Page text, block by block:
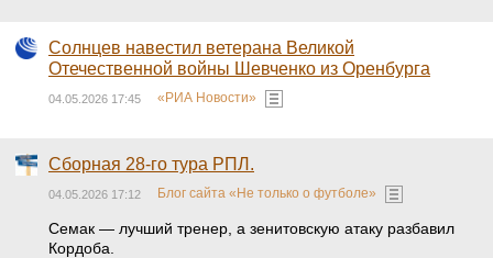
Солнцев навестил ветерана Великой
Отечественной войны Шевченко из Оренбурга
04.05.2026 17:45 «РИА Новости»
Сборная 28-го тура РПЛ.
04.05.2026 17:12 Блог сайта «Не только о футболе»
Семак — лучший тренер, а зенитовскую атаку разбавил
Кордоба.